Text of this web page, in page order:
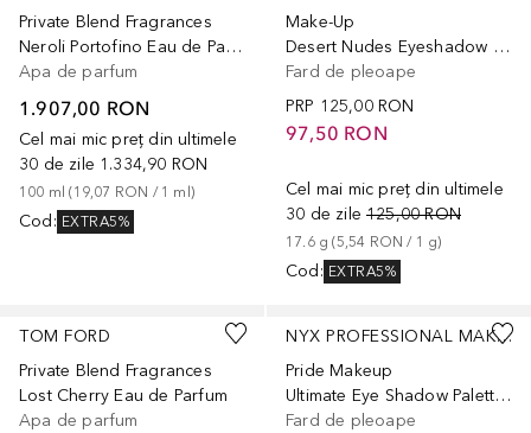
Private Blend Fragrances
Neroli Portofino Eau de Parfum
Apa de parfum
1.907,00 RON
Cel mai mic preț din ultimele
30 de zile 1.334,90 RON
100 ml (19,07 RON / 1 ml )
Cod : EXTRA5%
Make-Up
Desert Nudes Eyeshadow Palette
Fard de pleoape
PRP 125,00 RON
97,50 RON
Cel mai mic preț din ultimele
30 de zile 125,00 RON
17.6 g (5,54 RON / 1 g)
Cod : EXTRA5%
TOM FORD
Private Blend Fragrances
Lost Cherry Eau de Parfum
Apa de parfum
NYX PROFESSIONAL MAKEUP
Pride Makeup
Ultimate Eye Shadow Palette Utopia
Fard de pleoape